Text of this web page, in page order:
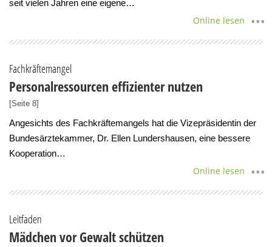
seit vielen Jahren eine eigene…
Online lesen
Fachkräftemangel
Personalressourcen effizienter nutzen
[Seite 8]
Angesichts des Fachkräftemangels hat die Vizepräsidentin der
Bundesärztekammer, Dr. Ellen Lundershausen, eine bessere
Kooperation…
Online lesen
Leitfaden
Mädchen vor Gewalt schützen